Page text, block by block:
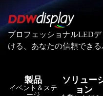
プロフェッショナルLED
ける、あなたの信頼でき
製品
イベント＆ステ
ソリュー
ョン